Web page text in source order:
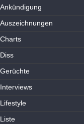
Ankündigung
Auszeichnungen
Charts
Diss
Gerüchte
Interviews
Lifestyle
Liste